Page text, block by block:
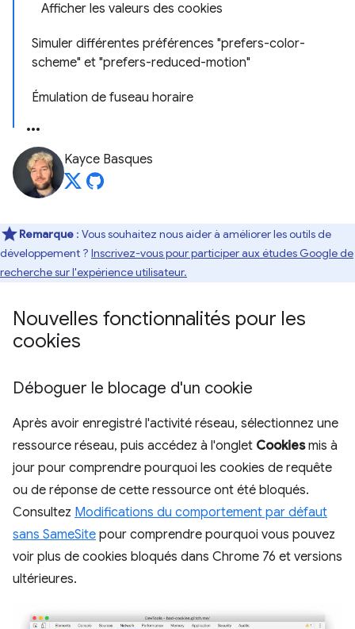
Afficher les valeurs des cookies
Simuler différentes préférences "prefers-color-
scheme" et "prefers-reduced-motion"
Émulation de fuseau horaire
Kayce Basques
Remarque : Vous souhaitez nous aider à améliorer les outils de
développement ? Inscrivez-vous pour participer aux études Google de
recherche sur l'expérience utilisateur.
Nouvelles fonctionnalités pour les
cookies
Déboguer le blocage d'un cookie
Après avoir enregistré l'activité réseau, sélectionnez une
ressource réseau, puis accédez à l'onglet Cookiesmis à
jour pour comprendre pourquoi les cookies de requête
ou de réponse de cette ressource ont été bloqués.
Consultez Modifications du comportement par défaut
sans SameSite pour comprendre pourquoi vous pouvez
voir plus de cookies bloqués dans Chrome 76 et versions
ultérieures.